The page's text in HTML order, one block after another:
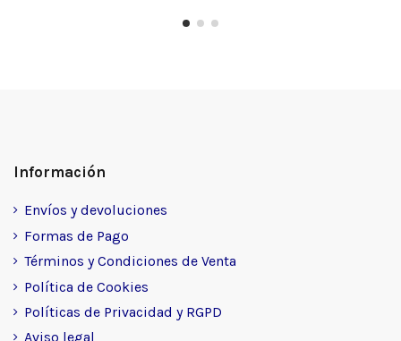
Información
Envíos y devoluciones
Formas de Pago
Términos y Condiciones de Venta
Política de Cookies
Políticas de Privacidad y RGPD
Aviso legal